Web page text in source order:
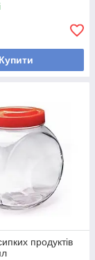
Купити
продуктів